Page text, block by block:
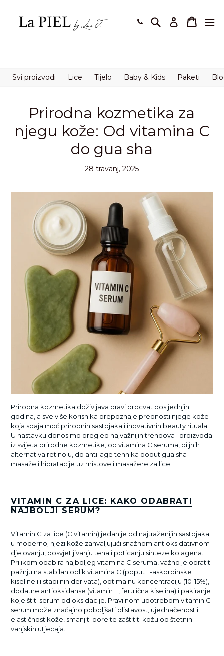
sadržaj.
PretražiPrijavi se
Svi proizvodi Lice Tijelo Baby & Kids Paketi
Prirodna kozmetika za
njegu kože: Od vitamina C
do gua sha
28 travanj, 2025
Prirodna kozmetika doživljava pravi procvat posljednjih
godina, a sve više korisnika prepoznaje prednosti njege kože
koja spaja moć prirodnih sastojaka i inovativnih beauty rituala.
U nastavku donosimo pregled najvažnijih trendova i proizvoda
iz svijeta prirodne kozmetike, od vitamina C seruma, biljnih
alternativa retinolu, do anti-age tehnika poput gua sha
masaže i hidratacije uz mistove i masažere za lice.
VITAMIN C ZA LICE: KAKO ODABRATI
NAJBOLJI SERUM?
Vitamin C za lice (C vitamin) jedan je od najtraženijih sastojaka
u modernoj njezi kože zahvaljujući snažnom antioksidativnom
djelovanju, posvjetljivanju tena i poticanju sinteze kolagena.
Prilikom odabira najboljeg vitamina C seruma, važno je obratiti
pažnju na stabilan oblik vitamina C (poput L-askorbinske
kiseline ili stabilnih derivata), optimalnu koncentraciju (10-15%),
dodatne antioksidanse (vitamin E, ferulična kiselina) i pakiranje
koje štiti serum od oksidacije. Pravilnom upotrebom vitamin C
serum može značajno poboljšati blistavost, ujednačenost i
elastičnost kože, smanjiti bore te zaštititi kožu od štetnih
vanjskih utjecaja.